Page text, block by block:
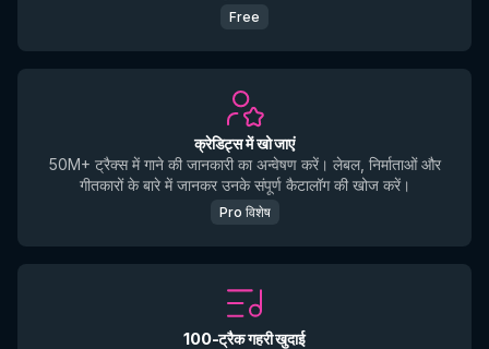
Free
क्रेडिट्स में खो जाएं
50M+ ट्रैक्स में गाने की जानकारी का अन्वेषण करें। लेबल, निर्माताओं और
गीतकारों के बारे में जानकर उनके संपूर्ण कैटालॉग की खोज करें।
Pro विशेष
100-ट्रैक गहरी खुदाई